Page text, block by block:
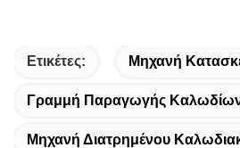
Ετικέτες: Μηχανή
Γραμμή Παραγωγής
Μηχανή Διατρημένου